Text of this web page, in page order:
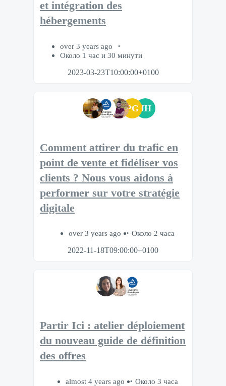
et intégration des
hébergements
over 3 years ago
Около 1 час и 30 минути
2023-03-23T10:00:00+0100
PG JH
Comment attirer du trafic en
point de vente et fidéliser vos
clients ? Nous vous aidons à
performer sur votre stratégie
digitale
over 3 years ago
Около 2 часа
2022-11-18T09:00:00+0100
Partir Ici : atelier déploiement
du nouveau guide de définition
des offres
almost 4 years ago Около 3 часа